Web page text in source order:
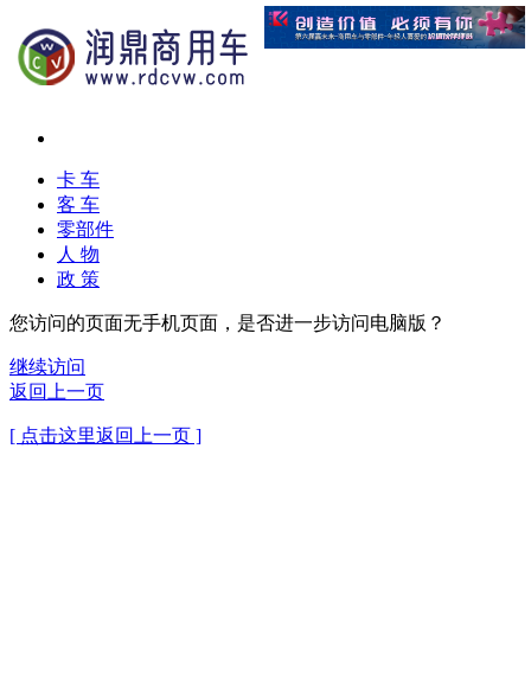
卡 车
客 车
零部件
人 物
政 策
您访问的页面无手机页面，是否进一步访问电脑版？
继续访问
返回上一页
[ 点击这里返回上一页 ]